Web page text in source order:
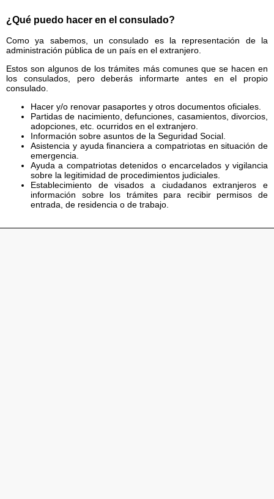
¿Qué puedo hacer en el consulado?
Como ya sabemos, un consulado es la representación de la
administración pública de un país en el extranjero.
Estos son algunos de los trámites más comunes que se hacen en
los consulados, pero deberás informarte antes en el propio
consulado.
Hacer y/o renovar pasaportes y otros documentos oficiales.
Partidas de nacimiento, defunciones, casamientos, divorcios,
adopciones, etc. ocurridos en el extranjero.
Información sobre asuntos de la Seguridad Social.
Asistencia y ayuda financiera a compatriotas en situación de
emergencia.
Ayuda a compatriotas detenidos o encarcelados y vigilancia
sobre la legitimidad de procedimientos judiciales.
Establecimiento de visados a ciudadanos extranjeros e
información sobre los trámites para recibir permisos de
entrada, de residencia o de trabajo.